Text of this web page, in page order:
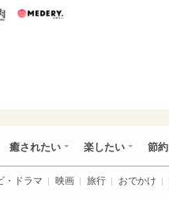
うまい肉
癒されたい 楽したい 節約
・ドラマ 映画 旅行 おでかけ